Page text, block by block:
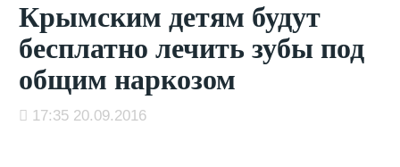
Крымским детям будут
бесплатно лечить зубы под
общим наркозом
17:35 20.09.2016